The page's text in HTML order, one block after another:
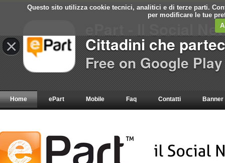
Questo sito utilizza cookie tecnici, analitici e di terze parti.
per modificare le tue
Home ePart Mobile Faq Contatti Banner
×
ePart - Il Social
Cittadini che
Free on Google Play